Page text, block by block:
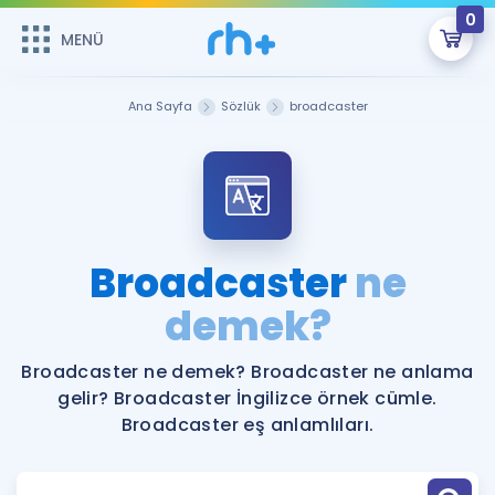
MENÜ
0
Şifremi Hatırlamıyorum
Sepetin Şu An Boş.
Remzi Hoca ile seni sınava hazırlayacak onlarca eğitim seni
bekliyor!
MENÜ
Katılımcı Görüşleri
Faydalı Araçlar
Ücretsiz Kaynaklar
İngilizce Gramer
Ana Sayfa Sözlük broadcaster
Broadcasterne
demek?
Broadcaster ne demek? Broadcaster ne anlama
gelir? Broadcaster İngilizce örnek cümle.
Broadcaster eş anlamlıları.